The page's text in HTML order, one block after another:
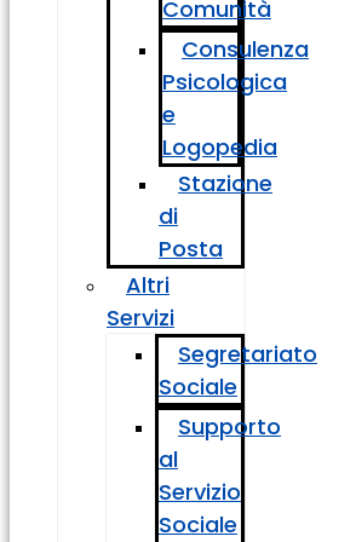
Comunità
Consulenza
Psicologica
e
Logopedia
Stazione
di
Posta
Altri
Servizi
Segretariato
Sociale
Supporto
al
Servizio
Sociale